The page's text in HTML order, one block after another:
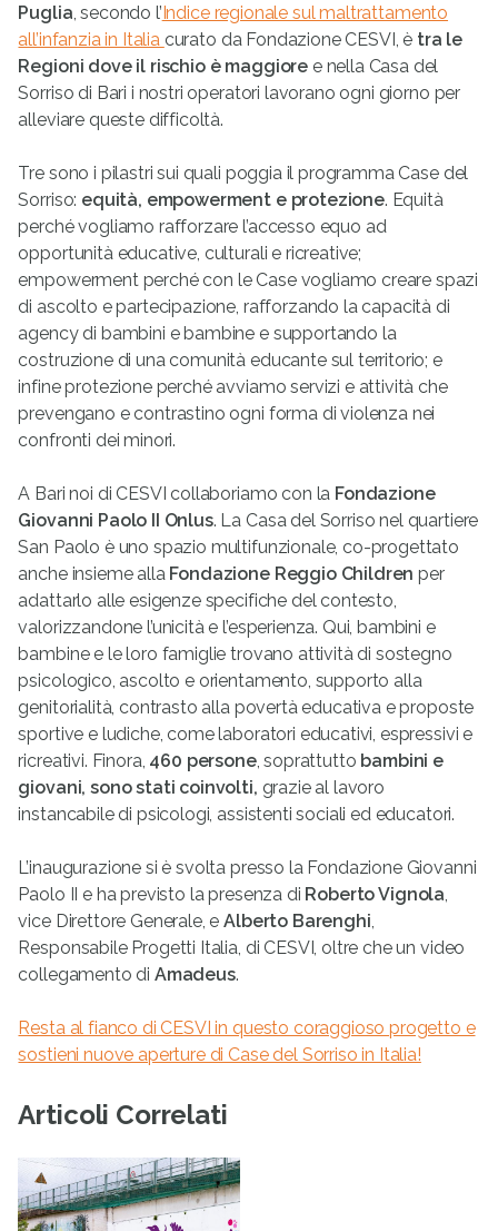
Puglia, secondo l’Indice regionale sul maltrattamento
all’infanzia in Italia curato da Fondazione CESVI, è tra le
Regioni dove il rischio è maggiore e nella Casa del
Sorriso di Bari i nostri operatori lavorano ogni giorno per
alleviare queste difficoltà.
Tre sono i pilastri sui quali poggia il programma Case del
Sorriso: equità, empowerment e protezione. Equità
perché vogliamo rafforzare l’accesso equo ad
opportunità educative, culturali e ricreative;
empowerment perché con le Case vogliamo creare spazi
di ascolto e partecipazione, rafforzando la capacità di
agency di bambini e bambine e supportando la
costruzione di una comunità educante sul territorio; e
infine protezione perché avviamo servizi e attività che
prevengano e contrastino ogni forma di violenza nei
confronti dei minori.
A Bari noi di CESVI collaboriamo con la Fondazione
Giovanni Paolo II Onlus. La Casa del Sorriso nel quartiere
San Paolo è uno spazio multifunzionale, co-progettato
anche insieme alla Fondazione Reggio Children per
adattarlo alle esigenze specifiche del contesto,
valorizzandone l’unicità e l’esperienza. Qui, bambini e
bambine e le loro famiglie trovano attività di sostegno
psicologico, ascolto e orientamento, supporto alla
genitorialità, contrasto alla povertà educativa e proposte
sportive e ludiche, come laboratori educativi, espressivi e
ricreativi. Finora, 460 persone, soprattutto bambini e
giovani, sono stati coinvolti, grazie al lavoro
instancabile di psicologi, assistenti sociali ed educatori.
L’inaugurazione si è svoltapresso la Fondazione Giovanni
Paolo II e ha previsto la presenza di Roberto Vignola,
vice Direttore Generale, eAlberto Barenghi,
Responsabile Progetti Italia, di CESVI, oltre che un video
collegamento di Amadeus.
Resta al fianco di CESVI in questo coraggioso progetto e
sostieni nuove aperture di Case del Sorriso in Italia!
Articoli Correlati